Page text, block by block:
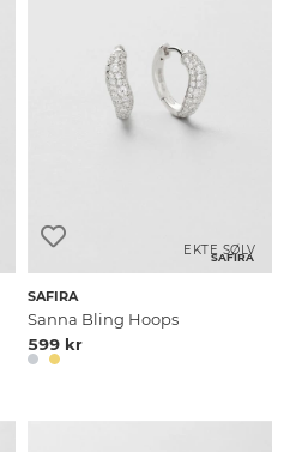
SAFIRA
EKTE SØLV
SAFIRA
Sanna Bling Hoops
599 kr